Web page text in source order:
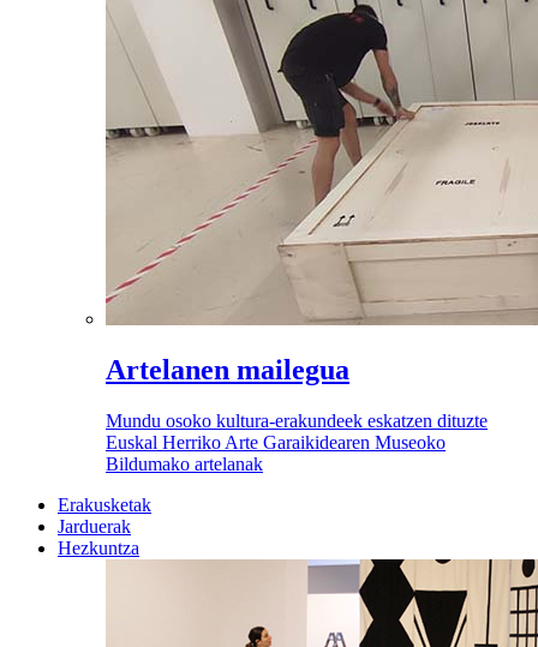
Artelanen mailegua
Mundu osoko kultura-erakundeek eskatzen dituzte
Euskal Herriko Arte Garaikidearen Museoko
Bildumako artelanak
Erakusketak
Jarduerak
Hezkuntza